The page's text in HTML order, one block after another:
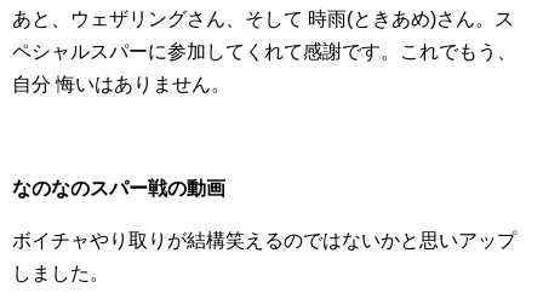
あと、ウェザリングさん、そして 時雨(ときあめ)さん。ス
ペシャルスパーに参加してくれて感謝です。これでもう、
自分 悔いはありません。
なのなのスパー戦の動画
ボイチャやり取りが結構笑えるのではないかと思いアップ
しました。